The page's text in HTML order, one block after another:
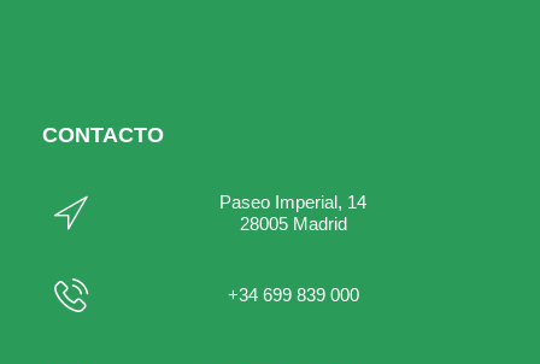
CONTACTO
Paseo Imperial, 14
28005 Madrid
+34 699 839 000